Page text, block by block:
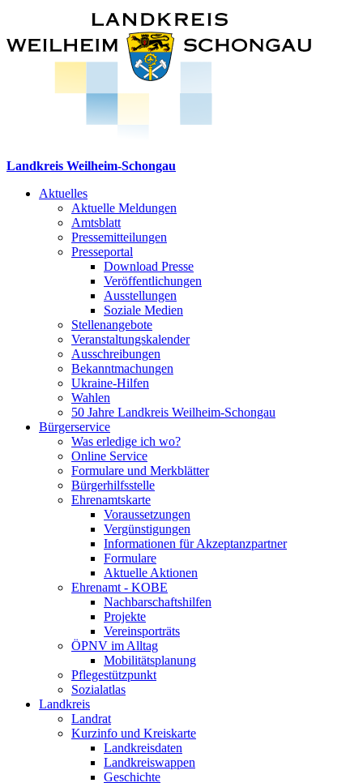
Landkreis Weilheim-Schongau
Aktuelles
Aktuelle Meldungen
Amtsblatt
Pressemitteilungen
Presseportal
Download Presse
Veröffentlichungen
Ausstellungen
Soziale Medien
Stellenangebote
Veranstaltungskalender
Ausschreibungen
Bekanntmachungen
Ukraine-Hilfen
Wahlen
50 Jahre Landkreis Weilheim-Schongau
Bürgerservice
Was erledige ich wo?
Online Service
Formulare und Merkblätter
Bürgerhilfsstelle
Ehrenamtskarte
Voraussetzungen
Vergünstigungen
Informationen für Akzeptanzpartner
Formulare
Aktuelle Aktionen
Ehrenamt - KOBE
Nachbarschaftshilfen
Projekte
Vereinsporträts
ÖPNV im Alltag
Mobilitätsplanung
Pflegestützpunkt
Sozialatlas
Landkreis
Landrat
Kurzinfo und Kreiskarte
Landkreisdaten
Landkreiswappen
Geschichte